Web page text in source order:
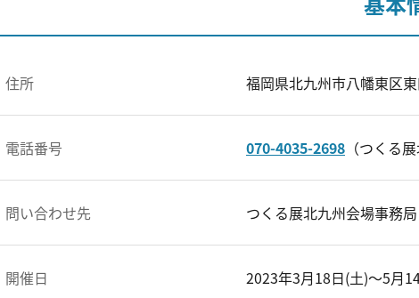
住所 福岡県北九州市八幡東区
電話番号 070-4035-2698 （つくる
問い合わせ先 つくる展北九州会場事務
開催日 2023年3月18日(土)～5月